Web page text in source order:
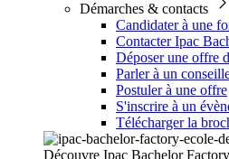
Démarches & contacts
Candidater à une
Contacter Ipac
Déposer une offre
Parler à un
Postuler à une offre
S'inscrire à un
Télécharger la
Découvre Ipac Bachelor Factory